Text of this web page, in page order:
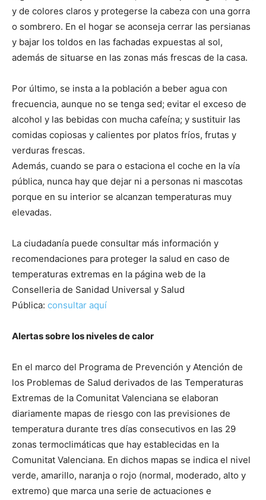
y de colores claros y protegerse la cabeza con una gorra
o sombrero. En el hogar se aconseja cerrar las persianas
y bajar los toldos en las fachadas expuestas al sol,
además de situarse en las zonas más frescas de la casa.
Por último, se insta a la población a beber agua con
frecuencia, aunque no se tenga sed; evitar el exceso de
alcohol y las bebidas con mucha cafeína; y sustituir las
comidas copiosas y calientes por platos fríos, frutas y
verduras frescas.
Además, cuando se para o estaciona el coche en la vía
pública, nunca hay que dejar ni a personas ni mascotas
porque en su interior se alcanzan temperaturas muy
elevadas.
La ciudadanía puede consultar más información y
recomendaciones para proteger la salud en caso de
temperaturas extremas en la página web de la
Conselleria de Sanidad Universal y Salud
Pública: consultar aquí
Alertas sobre los niveles de calor
En el marco del Programa de Prevención y Atención de
los Problemas de Salud derivados de las Temperaturas
Extremas de la Comunitat Valenciana se elaboran
diariamente mapas de riesgo con las previsiones de
temperatura durante tres días consecutivos en las 29
zonas termoclimáticas que hay establecidas en la
Comunitat Valenciana. En dichos mapas se indica el nivel
verde, amarillo, naranja o rojo (normal, moderado, alto y
extremo) que marca una serie de actuaciones e